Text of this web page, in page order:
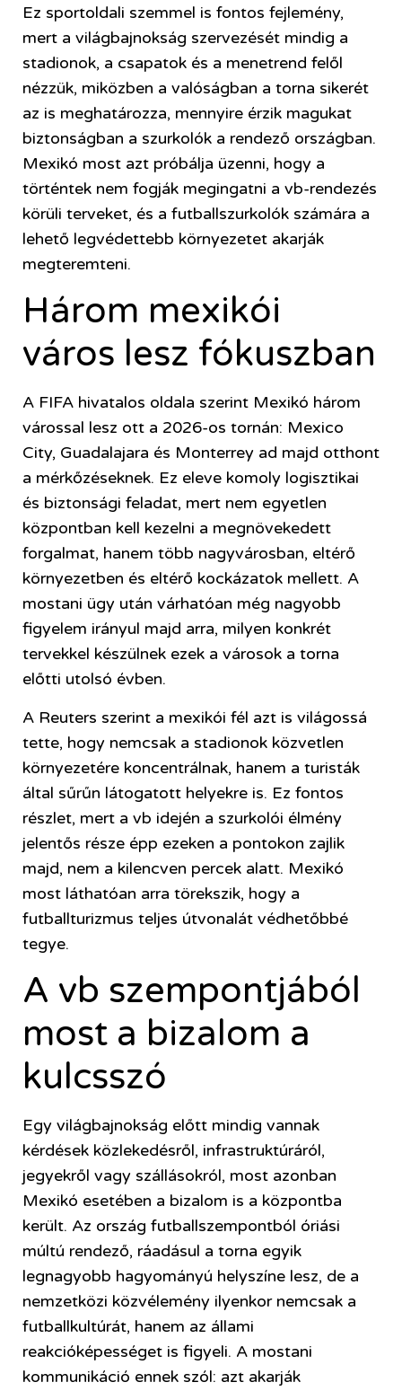
Ez sportoldali szemmel is fontos fejlemény,
mert a világbajnokság szervezését mindig a
stadionok, a csapatok és a menetrend felől
nézzük, miközben a valóságban a torna sikerét
az is meghatározza, mennyire érzik magukat
biztonságban a szurkolók a rendező országban.
Mexikó most azt próbálja üzenni, hogy a
történtek nem fogják megingatni a vb-rendezés
körüli terveket, és a futballszurkolók számára a
lehető legvédettebb környezetet akarják
megteremteni.
Három mexikói
város lesz fókuszban
A FIFA hivatalos oldala szerint Mexikó három
várossal lesz ott a 2026-os tornán: Mexico
City, Guadalajara és Monterrey ad majd otthont
a mérkőzéseknek. Ez eleve komoly logisztikai
és biztonsági feladat, mert nem egyetlen
központban kell kezelni a megnövekedett
forgalmat, hanem több nagyvárosban, eltérő
környezetben és eltérő kockázatok mellett. A
mostani ügy után várhatóan még nagyobb
figyelem irányul majd arra, milyen konkrét
tervekkel készülnek ezek a városok a torna
előtti utolsó évben.
A Reuters szerint a mexikói fél azt is világossá
tette, hogy nemcsak a stadionok közvetlen
környezetére koncentrálnak, hanem a turisták
által sűrűn látogatott helyekre is. Ez fontos
részlet, mert a vb idején a szurkolói élmény
jelentős része épp ezeken a pontokon zajlik
majd, nem a kilencven percek alatt. Mexikó
most láthatóan arra törekszik, hogy a
futballturizmus teljes útvonalát védhetőbbé
tegye.
A vb szempontjából
most a bizalom a
kulcsszó
Egy világbajnokság előtt mindig vannak
kérdések közlekedésről, infrastruktúráról,
jegyekről vagy szállásokról, most azonban
Mexikó esetében a bizalom is a központba
került. Az ország futballszempontból óriási
múltú rendező, ráadásul a torna egyik
legnagyobb hagyományú helyszíne lesz, de a
nemzetközi közvélemény ilyenkor nemcsak a
futballkultúrát, hanem az állami
reakcióképességet is figyeli. A mostani
kommunikáció ennek szól: azt akarják